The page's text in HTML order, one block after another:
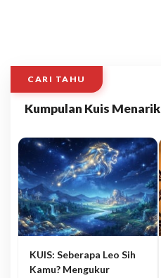
CARI TAHU
Kumpulan Kuis Menarik
KUIS: Seberapa Leo Sih
Kamu? Mengukur